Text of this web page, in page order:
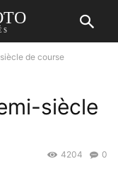
de course
siècle
0
4204